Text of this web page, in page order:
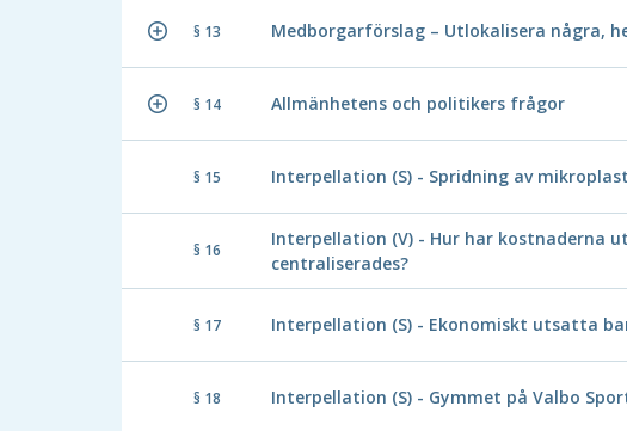
§ 13 Medborgarförslag – Utlokalisera några,
§ 14 Allmänhetens och politikers frågor
§ 15 Interpellation (S) - Spridning av
§ 16
Interpellation (V) - Hur har kostnaderna
centraliserades?
§ 17 Interpellation (S) - Ekonomiskt utsatta
§ 18 Interpellation (S) - Gymmet på Valbo